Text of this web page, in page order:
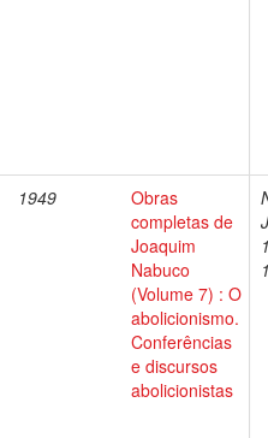
1949
Obras
completas de
Joaquim
Nabuco
(Volume 7) : O
abolicionismo.
Conferências
e discursos
abolicionistas